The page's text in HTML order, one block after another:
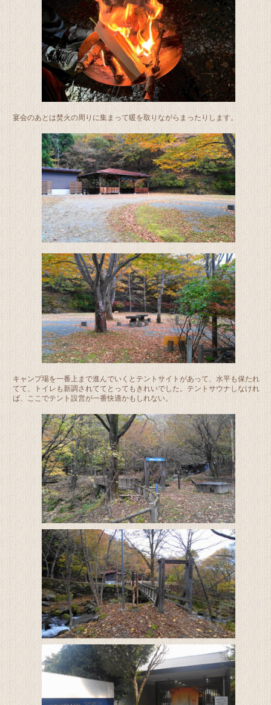
宴会のあとは焚火の周りに集まって暖を取りながらまったりします。
キャンプ場を一番上まで進んでいくとテントサイトがあって、水平も保たれ
てて、トイレも新調されててとってもきれいでした。テントサウナしなけれ
ば、ここでテント設営が一番快適かもしれない。